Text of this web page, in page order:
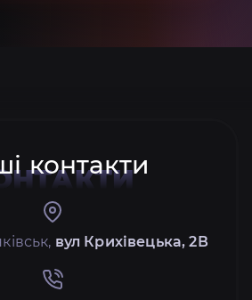
контакти
вул Крихівецька, 2В